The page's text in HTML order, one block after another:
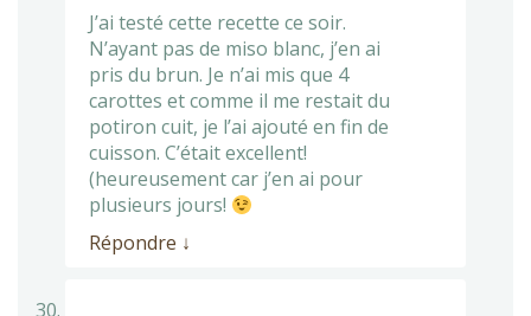
J’ai testé cette recette ce soir.
N’ayant pas de miso blanc, j’en ai
pris du brun. Je n’ai mis que 4
carottes et comme il me restait du
potiron cuit, je l’ai ajouté en fin de
cuisson. C’était excellent!
(heureusement car j’en ai pour
plusieurs jours!
Répondre ↓